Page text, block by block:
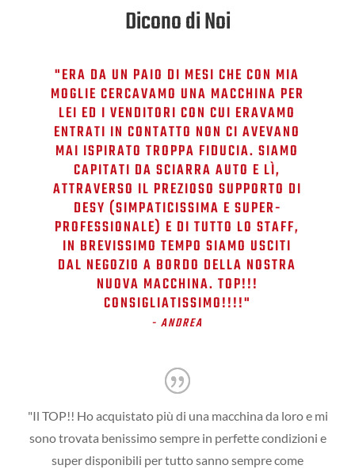
Dicono di Noi
"ERA DA UN PAIO DI MESI CHE CON MIA
MOGLIE CERCAVAMO UNA MACCHINA PER
LEI ED I VENDITORI CON CUI ERAVAMO
ENTRATI IN CONTATTO NON CI AVEVANO
MAI ISPIRATO TROPPA FIDUCIA. SIAMO
CAPITATI DA SCIARRA AUTO E LÌ,
ATTRAVERSO IL PREZIOSO SUPPORTO DI
DESY (SIMPATICISSIMA E SUPER-
PROFESSIONALE) E DI TUTTO LO STAFF,
IN BREVISSIMO TEMPO SIAMO USCITI
DAL NEGOZIO A BORDO DELLA NOSTRA
NUOVA MACCHINA. TOP!!!
CONSIGLIATISSIMO!!!!​"
- ANDREA
"Il TOP!! Ho acquistato più di una macchina da loro e mi
sono trovata benissimo sempre in perfette condizioni e
super disponibili per tutto sanno sempre come